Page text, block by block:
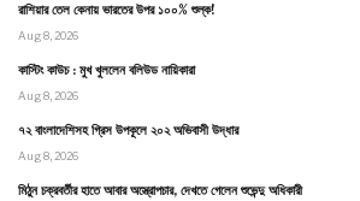
রাশিয়ার তেল কেনায় ভারতের উপর ১০০% শুল্ক!
Aug 8, 2026
কাস্টিং কাউচ : মুখ খুললেন বলিউড নায়িকারা
Aug 8, 2026
৭২ বাংলাদেশিসহ গ্রিস উপকূলে ২০২ অভিবাসী উদ্ধার
Aug 8, 2026
মিঠুন চক্রবর্তীর হাতে আবার অস্ত্রোপচার, দেখতে গেলেন শুভেন্দু অধিকারী